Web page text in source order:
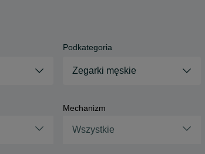
Podkategoria
Zegarki męskie
Mechanizm
Wszystkie